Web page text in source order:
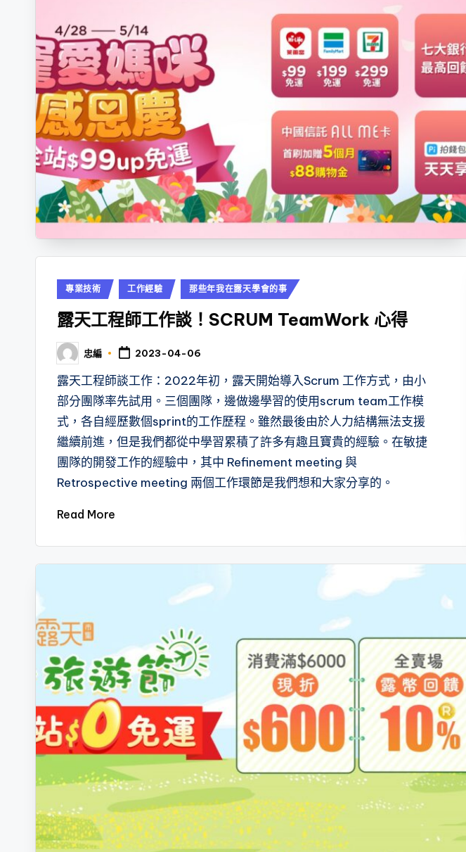
Posted
專業技術 工作經驗 那些年我在露天學會的事
露天工程師工作談！SCRUM TeamWork 心得
Posted
by
忠編 2023-04-06
露天工程師談工作：2022年初，露天開始導入Scrum 工作方式，由小
部分團隊率先試用。三個團隊，邊做邊學習的使用scrum team工作模
式，各自經歷數個sprint的工作歷程。雖然最後由於人力結構無法支援
繼續前進，但是我們都從中學習累積了許多有趣且寶貴的經驗。在敏捷
團隊的開發工作的經驗中，其中 Refinement meeting 與
Retrospective meeting 兩個工作環節是我們想和大家分享的。
Read More